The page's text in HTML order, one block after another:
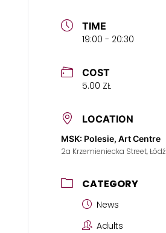
TIME
19:00 - 20:30
COST
5.00 ZŁ
LOCATION
MSK: Polesie, Art Centre
2a Krzemieniecka Street, Łódź
CATEGORY
News
Adults